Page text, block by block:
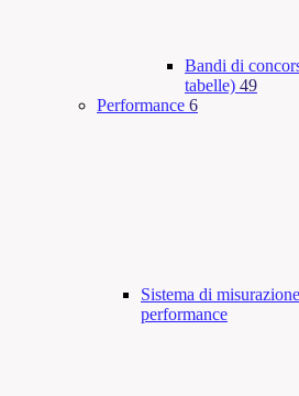
Bandi di
tabelle) 49
Performance 6
Sistema di
performance